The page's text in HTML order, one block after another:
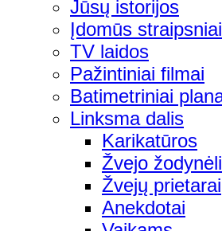
Jūsų istorijos
Įdomūs straipsniai
TV laidos
Pažintiniai filmai
Batimetriniai
Linksma dalis
Karikatūros
Žvejo
Žvejų prietarai
Anekdotai